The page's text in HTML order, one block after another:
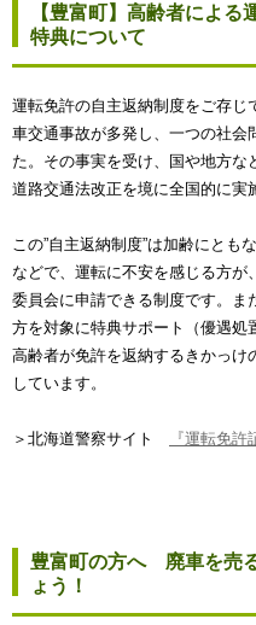
【豊富町】高齢者による
特典について
運転免許の自主返納制度をご存じ
車交通事故が多発し、一つの社会
た。その事実を受け、国や地方
道路交通法改正を境に全国的に実
この”自主返納制度”は加齢にとも
などで、運転に不安を感じる方が
委員会に申請できる制度です。ま
方を対象に特典サポート（優遇処
高齢者が免許を返納するきかっけ
しています。
＞北海道警察サイト 『運転免許
豊富町の方へ 廃車を売
ょう！